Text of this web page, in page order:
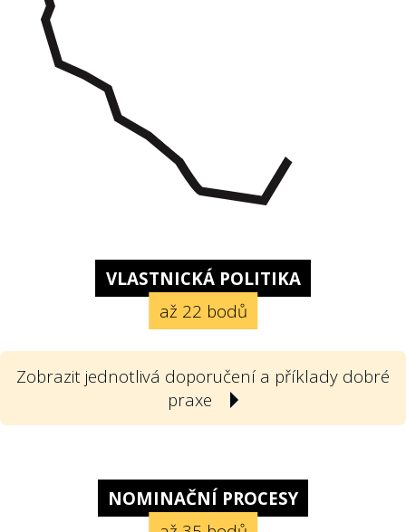
VLASTNICKÁ POLITIKA
až 22 bodů
Zobrazit jednotlivá doporučení a příklady dobré
praxe
politiku? Vlastnickou politikou
rozumíme v souladu s doporučeními
NOMINAČNÍ PROCESY